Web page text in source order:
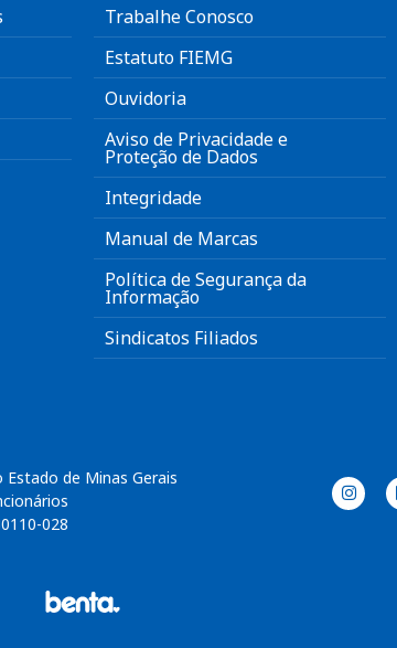
Trabalhe Conosco
Estatuto FIEMG
Ouvidoria
Aviso de Privacidade e
Proteção de Dados
Integridade
Manual de Marcas
Política de Segurança da
Informação
Sindicatos Filiados
de Minas Gerais
028